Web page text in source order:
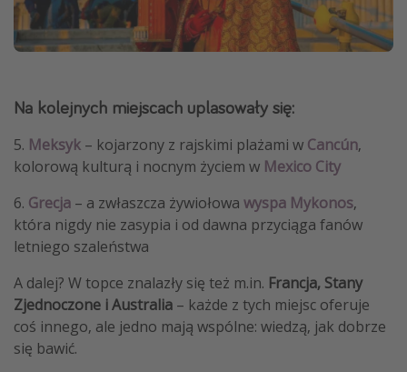
Na kolejnych miejscach uplasowały się:
5. Meksyk – kojarzony z rajskimi plażami w Cancún,
kolorową kulturą i nocnym życiem w Mexico City
6. Grecja – a zwłaszcza żywiołowa wyspa Mykonos,
która nigdy nie zasypia i od dawna przyciąga fanów
letniego szaleństwa
A dalej? W topce znalazły się też m.in. Francja, Stany
Zjednoczone i Australia – każde z tych miejsc oferuje
coś innego, ale jedno mają wspólne: wiedzą, jak dobrze
się bawić.